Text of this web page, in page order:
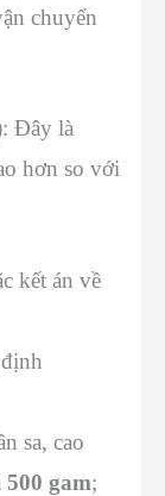
chuyển
: Đây là
hơn so với
kết án về
sa, cao
gam;